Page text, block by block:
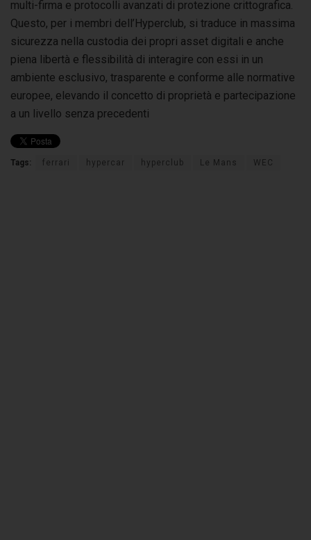
multi-firma e protocolli avanzati di protezione crittografica.
Questo, per i membri dell’Hyperclub, si traduce in massima
sicurezza nella custodia dei propri asset digitali e anche
piena libertà e flessibilità di interagire con essi in un
ambiente esclusivo, trasparente e conforme alle normative
europee, elevando il concetto di proprietà e partecipazione
a un livello senza precedenti
Tags: ferrari hypercar hyperclub Le Mans WEC